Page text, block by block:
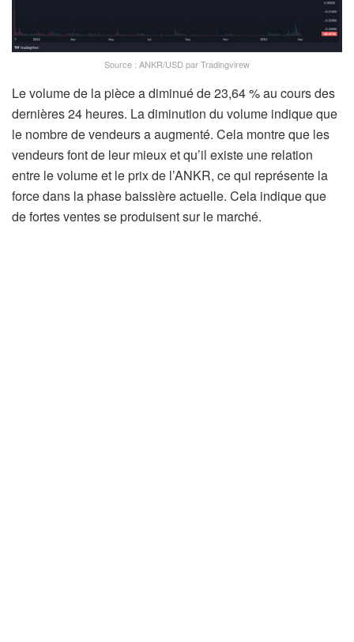
Source : ANKR/USD par Tradingvirew
Le volume de la pièce a diminué de 23,64 % au cours des
dernières 24 heures. La diminution du volume indique que
le nombre de vendeurs a augmenté. Cela montre que les
vendeurs font de leur mieux et qu’il existe une relation
entre le volume et le prix de l’ANKR, ce qui représente la
force dans la phase baissière actuelle. Cela indique que
de fortes ventes se produisent sur le marché.